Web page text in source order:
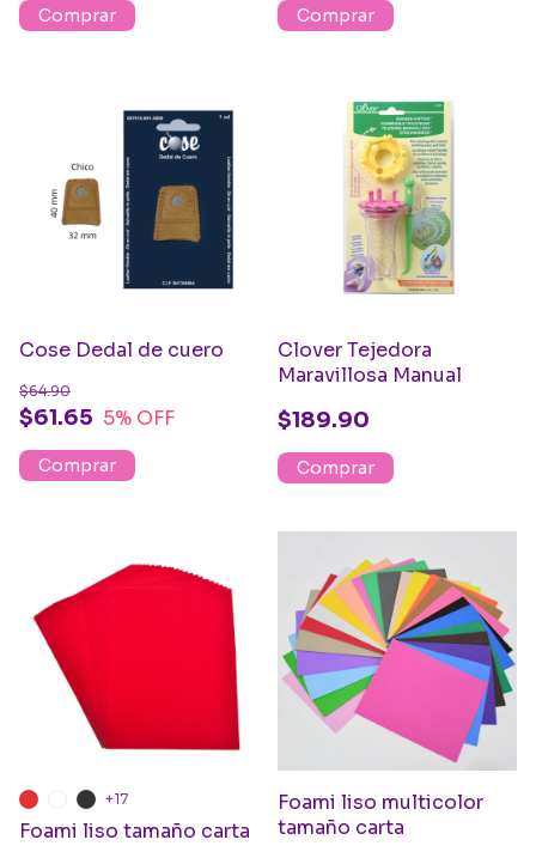
Cose Dedal de cuero
$61.65
$64.90
5% OFF
Clover Tejedora
Maravillosa Manual
$189.90
Foami liso tamaño carta
+17
Foami liso multicolor
tamaño carta